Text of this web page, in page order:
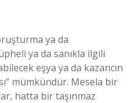
ya da
ya da sanıkla ilgili
eşya ya da kazancın
mümkündür. Mesela bir
hatta bir taşınmaz